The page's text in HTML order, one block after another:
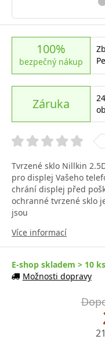
100%
bezpečný nákup
Záruka
Tvrzené sklo Nillkin
pro displej Vašeho
chrání displej před
ochranné tvrzené sklo
jsou
Více informací
E-shop skladem > 10 ks
Možnosti dopravy